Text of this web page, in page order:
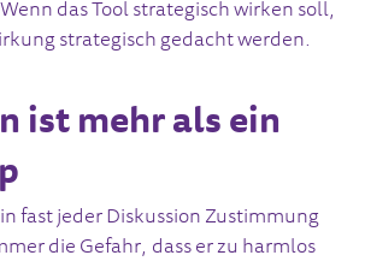
das Tool strategisch wirken soll,
strategisch gedacht werden.
ist mehr als ein
fast jeder Diskussion Zustimmung
die Gefahr, dass er zu harmlos